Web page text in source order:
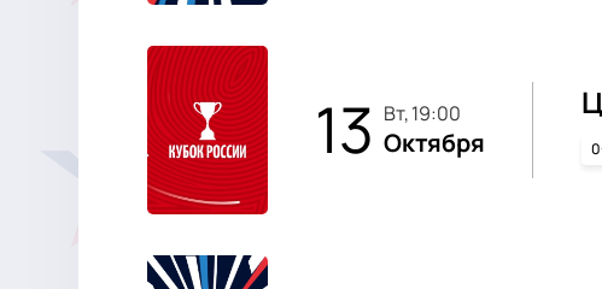
13 вт, 19:00
Октября